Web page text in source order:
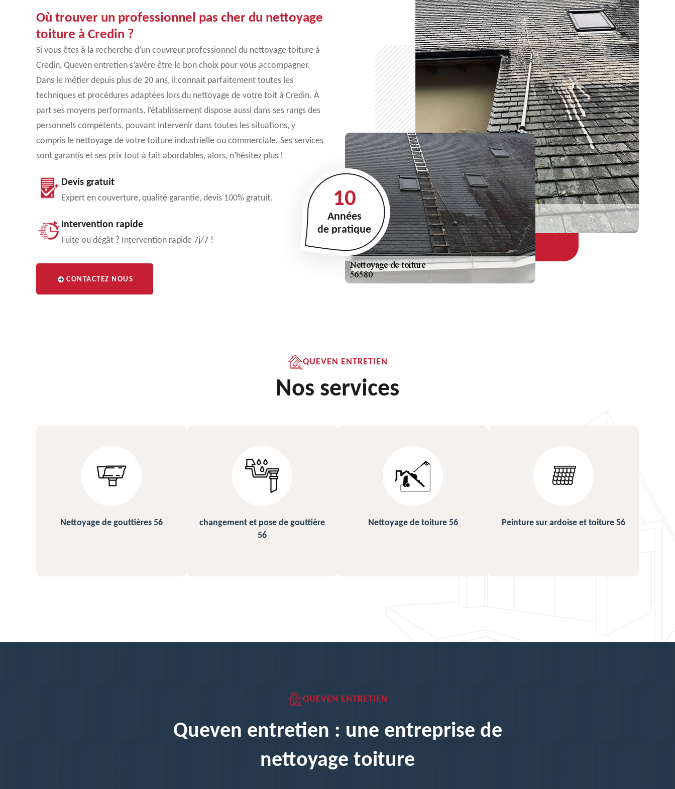
Où trouver un professionnel pas cher du nettoyage
toiture à Credin ?
Si vous êtes à la recherche d’un couvreur professionnel du nettoyage toiture à
Credin, Queven entretien s’avère être le bon choix pour vous accompagner.
Dans le métier depuis plus de 20 ans, il connait parfaitement toutes les
techniques et procédures adaptées lors du nettoyage de votre toit à Credin. À
part ses moyens performants, l’établissement dispose aussi dans ses rangs des
personnels compétents, pouvant intervenir dans toutes les situations, y
compris le nettoyage de votre toiture industrielle ou commerciale. Ses services
sont garantis et ses prix tout à fait abordables, alors, n’hésitez plus !
Devis gratuit
Expert en couverture, qualité garantie, devis 100% gratuit.
Intervention rapide
Fuite ou dégât ? Intervention rapide 7j/7 !
CONTACTEZ NOUS
10
Années
de pratique
QUEVEN ENTRETIEN
Nos services
changement et pose de gouttière
Nettoyage de toiture 56 Peinture sur ardoise et toiture 56 Urgence fuite de toiture 56
QUEVEN ENTRETIEN
Queven entretien : une entreprise de
nettoyage toiture